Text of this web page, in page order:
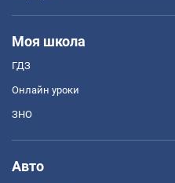
Моя школа
ГДЗ
Онлайн уроки
ЗНО
Авто